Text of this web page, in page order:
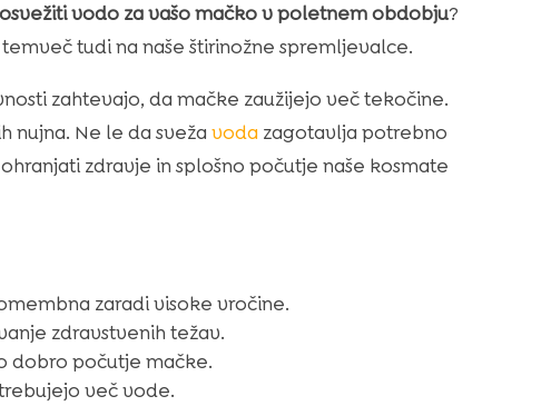
vodo za vašo mačko v poletnem obdobju?
tudi na naše štirinožne spremljevalce.
zahtevajo, da mačke zaužijejo več tekočine.
nujna. Ne le da sveža voda zagotavlja potrebno
zdravje in splošno počutje naše kosmate
zaradi visoke vročine.
zdravstvenih težav.
dobro počutje mačke.
več vode.